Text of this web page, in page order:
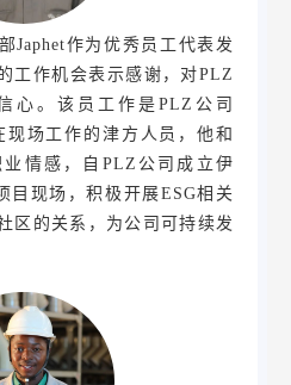
Japhet作为优秀员工代表发
工作机会表示感谢，对PLZ
心。该员工作是PLZ公司
现场工作的津方人员，他和
情感，自PLZ公司成立伊
目现场，积极开展ESG相关
区的关系，为公司可持续发